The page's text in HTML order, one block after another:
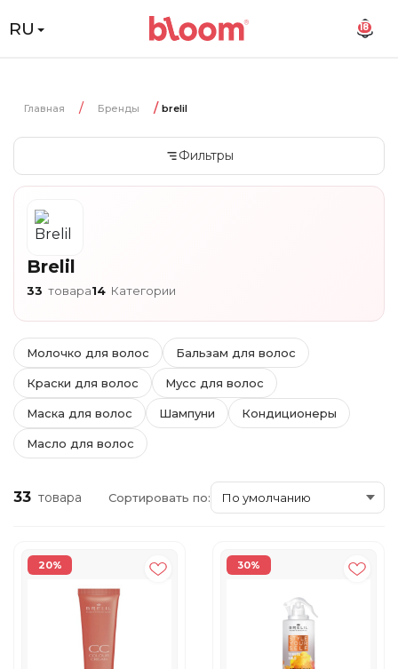
RU 18
Главная Бренды brelil
Фильтры
Brelil
33 товара14 Категории
Молочко для волос Бальзам для волос
Краски для волос Мусс для волос
Маска для волос Шампуни Кондиционеры
Масло для волос
33 товара Сортировать по:
20% 30%